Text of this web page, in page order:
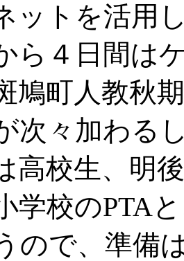
ットを活用
ら４日間は
鳩町人教秋
次々加わる
高校生、明
学校のPTA
ので、準備